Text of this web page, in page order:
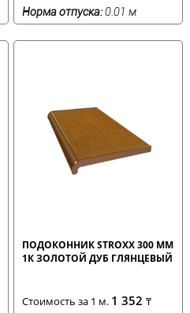
Норма отпуска:0.01 м
ПОДОКОННИК STROXX 300 ММ
1К ЗОЛОТОЙ ДУБ ГЛЯНЦЕВЫЙ
Стоимость за 1 м. 1 352₸